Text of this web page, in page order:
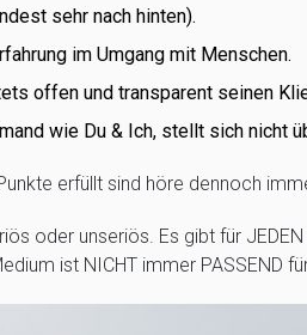
sehr nach hinten).
im Umgang mit Menschen.
offen und transparent seinen
wie Du & Ich, stellt sich nicht
erfüllt sind höre dennoch
oder unseriös. Es gibt für
ist NICHT immer PASSEND